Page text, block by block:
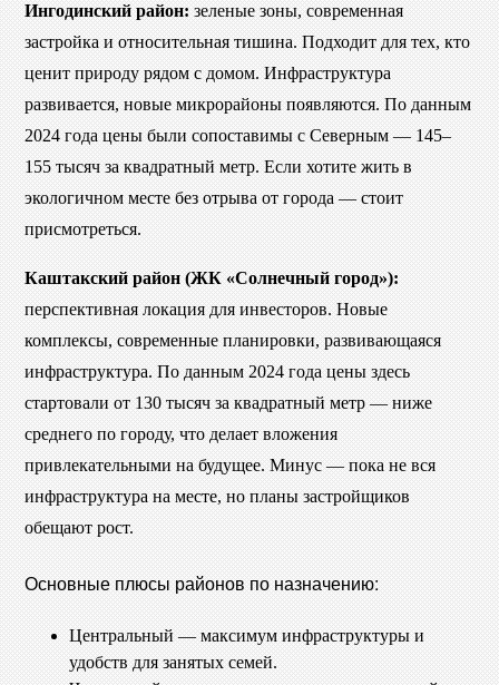
Ингодинский район: зеленые зоны, современная
застройка и относительная тишина. Подходит для тех, кто
ценит природу рядом с домом. Инфраструктура
развивается, новые микрорайоны появляются. По данным
2024 года цены были сопоставимы с Северным — 145–
155 тысяч за квадратный метр. Если хотите жить в
экологичном месте без отрыва от города — стоит
присмотреться.
Каштакский район (ЖК «Солнечный город»):
перспективная локация для инвесторов. Новые
комплексы, современные планировки, развивающаяся
инфраструктура. По данным 2024 года цены здесь
стартовали от 130 тысяч за квадратный метр — ниже
среднего по городу, что делает вложения
привлекательными на будущее. Минус — пока не вся
инфраструктура на месте, но планы застройщиков
обещают рост.
Основные плюсы районов по назначению:
Центральный — максимум инфраструктуры и
удобств для занятых семей.